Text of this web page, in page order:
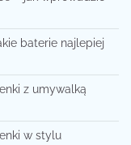
baterie najlepiej
z umywalką
w stylu